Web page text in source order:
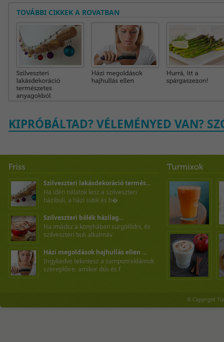
TOVÁBBI CIKKEK A ROVATBAN
KIPRÓBÁLTAD? VÉLEMÉNYED VAN?
Szilveszteri lakásdekoráció termés...
Ha idén nálatok lesz a szilveszteri
házibuli, a házi sütik és b�
Szilveszteri bólék házilag...
Ha imádsz a konyhában sürgölődni, és
szilveszteri buli alkalmáv
Házi megoldások hajhullás ellen ...
Irigykedve tekintesz a samponreklámok
szereplőire, amikor dús és f
© Copyright